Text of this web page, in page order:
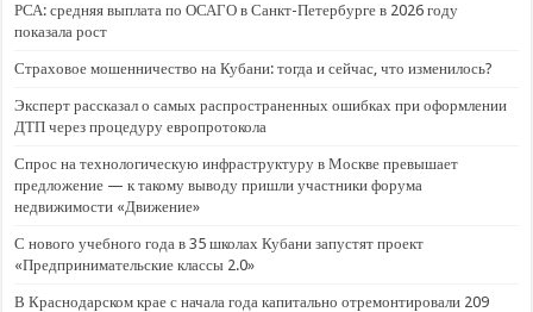
РСА: средняя выплата по ОСАГО в Санкт-Петербурге в 2026 году
показала рост
Страховое мошенничество на Кубани: тогда и сейчас, что изменилось?
Эксперт рассказал о самых распространенных ошибках при оформлении
ДТП через процедуру европротокола
Спрос на технологическую инфраструктуру в Москве превышает
предложение — к такому выводу пришли участники форума
недвижимости «Движение»
С нового учебного года в 35 школах Кубани запустят проект
«Предпринимательские классы 2.0»
В Краснодарском крае с начала года капитально отремонтировали 209